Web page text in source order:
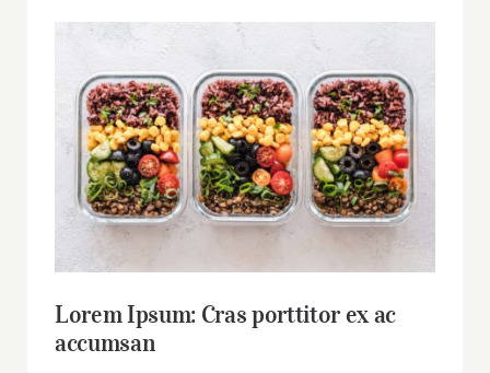
Lorem Ipsum: Cras porttitor ex ac
accumsan